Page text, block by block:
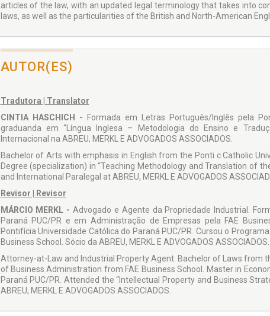
articles of the law, with an updated legal terminology that takes into
laws, as well as the particularities of the British and North-American
AUTOR(ES)
Tradutora | Translator
CINTIA HASCHICH -
Formada em Letras Português/Inglês pela
graduanda em “Língua Inglesa – Metodologia do Ensino e
Internacional na ABREU, MERKL E ADVOGADOS ASSOCIADOS.
Bachelor of Arts with emphasis in English from the Ponti c Catholic
Degree (specialization) in “Teaching Methodology and Translation of
and International Paralegal at ABREU, MERKL E ADVOGADOS
Revisor | Revisor
MÁRCIO MERKL -Advogado e Agente da Propriedade Industrial.
Paraná PUC/PR e em Administração de Empresas pela FAE
Pontifícia Universidade Católica do Paraná PUC/PR. Cursou o
Business School. Sócio da ABREU, MERKL E ADVOGADOS ASSOCIADOS.
Attorney-at-Law and Industrial Property Agent. Bachelor of Laws from
of Business Administration from FAE Business School. Master in
Paraná PUC/PR. Attended the “Intellectual Property and Business
ABREU, MERKL E ADVOGADOS ASSOCIADOS.